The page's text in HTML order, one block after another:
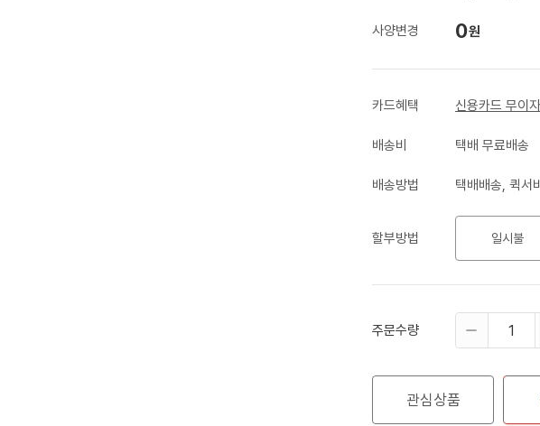
사양변경 0원
카드혜택 신용카드 무이
배송비 택배 무료배송
배송방법 택배배송, 퀵서
할부방법 일시불
주문수량
관심상품